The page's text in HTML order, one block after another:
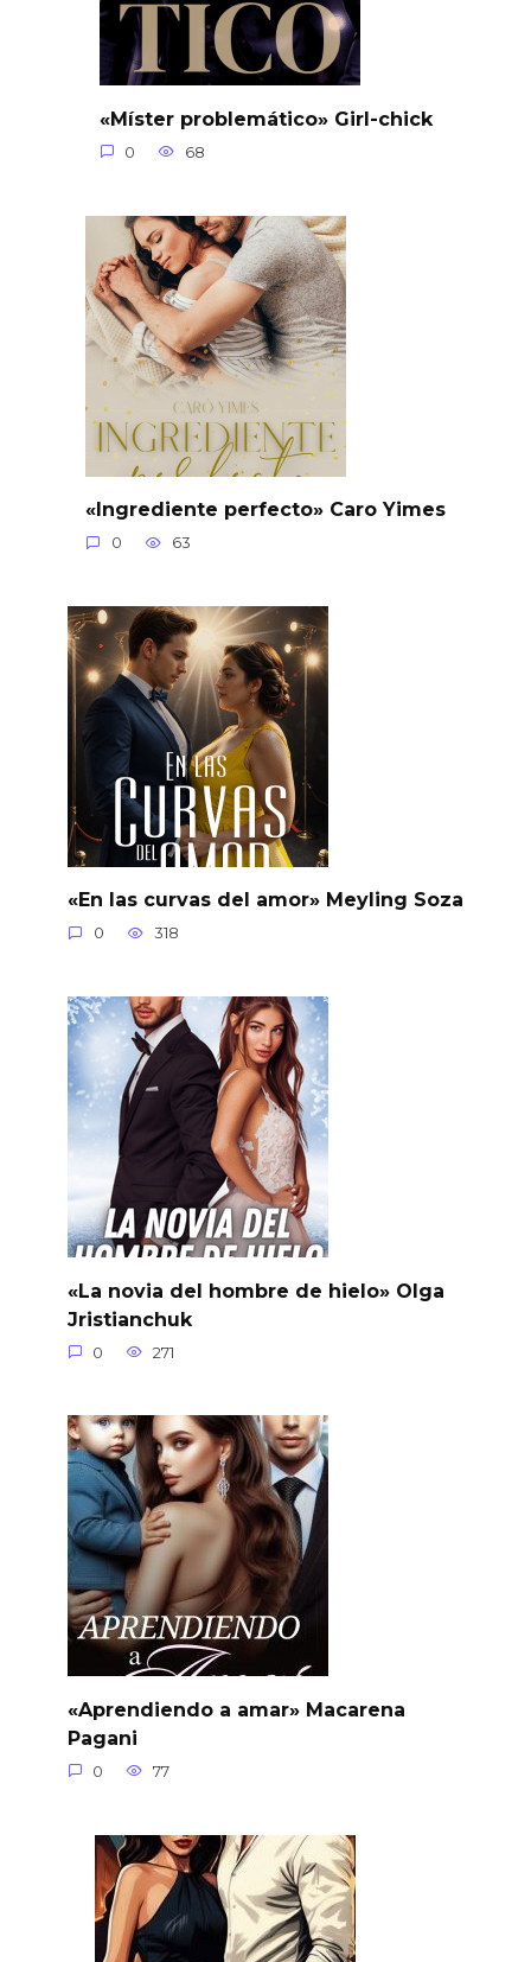
«Míster problemático» Girl-chick
0 68
«Ingrediente perfecto» Caro Yimes
0 63
«En las curvas del amor» Meyling Soza
0 318
«La novia del hombre de hielo» Olga
Jristianchuk
0 271
«Aprendiendo a amar» Macarena
Pagani
0 77